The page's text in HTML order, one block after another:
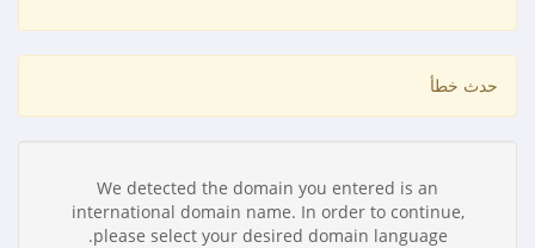
حدث خطأ
We detected the domain you entered is an
international domain name. In order to continue,
please select your desired domain language.